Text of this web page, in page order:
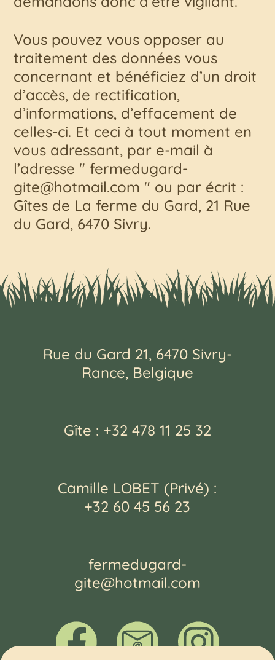
Vous pouvez vous opposer au
traitement des données vous
concernant et bénéficiez d’un droit
d’accès, de rectification,
d’informations, d’effacement de
celles-ci. Et ceci à tout moment en
vous adressant, par e-mail à
l’adresse " fermedugard-
gite@hotmail.com " ou par écrit :
Gîtes de La ferme du Gard, 21 Rue
du Gard, 6470 Sivry.
Rue du Gard 21, 6470 Sivry-
Rance, Belgique
Gîte : +32 478 11 25 32
Camille LOBET (Privé) :
+32 60 45 56 23
fermedugard-
gite@hotmail.com